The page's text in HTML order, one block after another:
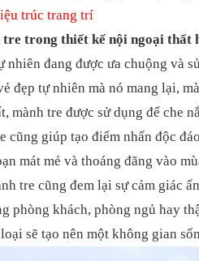
trúc trang trí
tre trong thiết kế nội ngoại thất
nhiên đang được ưa chuộng và
đẹp tự nhiên mà nó mang lại,
mành tre được sử dụng để che
cũng giúp tạo điểm nhấn độc
mát mẻ và thoáng đãng vào
tre cũng đem lại sự cảm giác
phòng khách, phòng ngủ hay
sẽ tạo nên một không gian